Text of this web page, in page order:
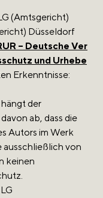
(Amtsgericht)
Düsseldorf
– Deutsche Ver
und Urhebe
Erkenntnisse:
der
ab, dass die
Autors im Werk
ausschließlich von
keinen